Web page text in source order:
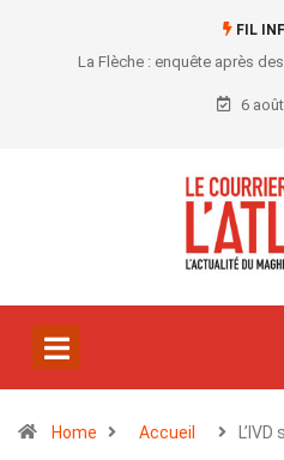
FIL
La Flèche : enquête après
6
Home Accueil